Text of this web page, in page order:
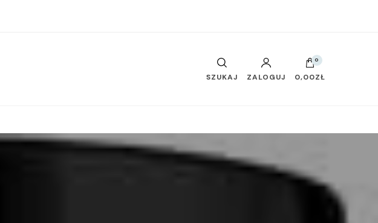
SZUKAJ ZALOGUJ
0
0,00ZŁ